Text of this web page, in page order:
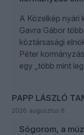
A Közelkép nyári
Gavra Gábor
köztársasági
Péter
egy „több mint
PAPP LÁSZLÓ
2026. augusztus 6.
Sógorom, a